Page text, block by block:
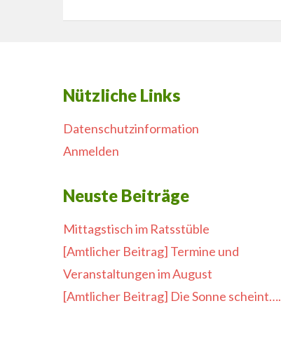
Nützliche Links
Datenschutzinformation
Anmelden
Neuste Beiträge
Mittagstisch im Ratsstüble
[Amtlicher Beitrag] Termine und
Veranstaltungen im August
[Amtlicher Beitrag] Die Sonne scheint….